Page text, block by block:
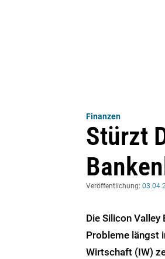
Finanzen
Stürzt
Veröffentlichung:
Die Silicon
Probleme längst
Wirtschaft (IW)